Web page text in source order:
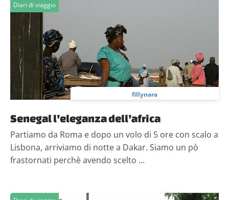
Diari di viaggio
fillynara
Senegal l’eleganza dell’africa
Partiamo da Roma e dopo un volo di 5 ore con scalo a
Lisbona, arriviamo di notte a Dakar. Siamo un pò
frastornati perchè avendo scelto ...